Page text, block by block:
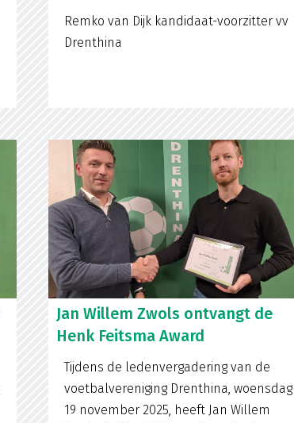
Remko van Dijk kandidaat-voorzitter vv
Drenthina
Jan Willem Zwols ontvangt de
Henk Feitsma Award
Tijdens de ledenvergadering van de
voetbalvereniging Drenthina, woensdag
19 november 2025, heeft Jan Willem